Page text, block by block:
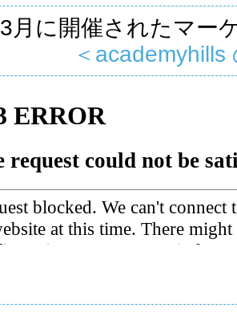
3月に開催されたマー
＜academyhills